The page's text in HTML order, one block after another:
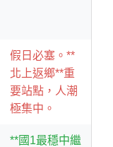
假日必塞。**
北上返鄉**重
要站點，人潮
極集中。
**國1最穩中繼